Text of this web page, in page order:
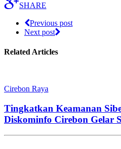
SHARE
Previous post
Next post
Related Articles
Cirebon Raya
Tingkatkan Keamanan
Diskominfo Cirebon Gelar